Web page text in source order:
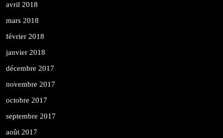
avril 2018
mars 2018
février 2018
janvier 2018
décembre 2017
novembre 2017
octobre 2017
septembre 2017
août 2017